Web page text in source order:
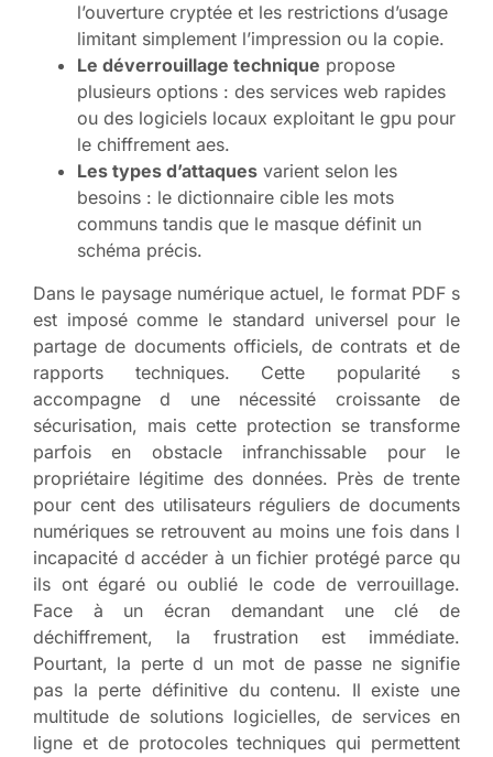
l’ouverture cryptée et les restrictions d’usage
limitant simplement l’impression ou la copie.
Le déverrouillage technique propose
plusieurs options : des services web rapides
ou des logiciels locaux exploitant le gpu pour
le chiffrement aes.
Les types d’attaques varient selon les
besoins : le dictionnaire cible les mots
communs tandis que le masque définit un
schéma précis.
Dans le paysage numérique actuel, le format PDF s
est imposé comme le standard universel pour le
partage de documents officiels, de contrats et de
rapports techniques. Cette popularité s
accompagne d une nécessité croissante de
sécurisation, mais cette protection se transforme
parfois en obstacle infranchissable pour le
propriétaire légitime des données. Près de trente
pour cent des utilisateurs réguliers de documents
numériques se retrouvent au moins une fois dans l
incapacité d accéder à un fichier protégé parce qu
ils ont égaré ou oublié le code de verrouillage.
Face à un écran demandant une clé de
déchiffrement, la frustration est immédiate.
Pourtant, la perte d un mot de passe ne signifie
pas la perte définitive du contenu. Il existe une
multitude de solutions logicielles, de services en
ligne et de protocoles techniques qui permettent